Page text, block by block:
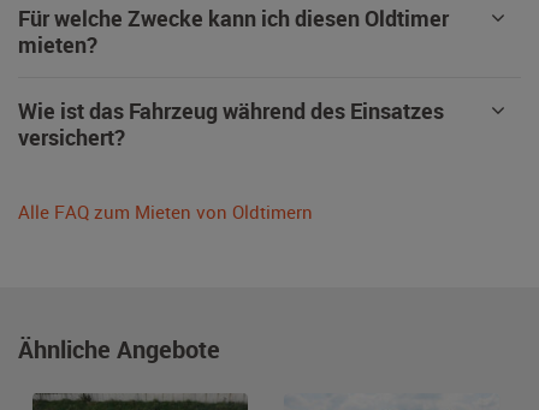
Für welche Zwecke kann ich diesen Oldtimer
mieten?
Wie ist das Fahrzeug während des Einsatzes
versichert?
Alle FAQ zum Mieten von Oldtimern
Ähnliche Angebote